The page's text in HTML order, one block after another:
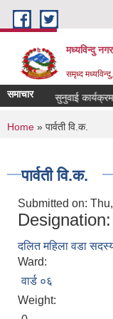
Skip to main content
मध्यविन्दु
समृध्द
समाचार
सार्वजनिक सुनुवाई कार्यक्रम
You are
Home » पार्वती वि.क.
पार्वती वि.क.
Submitted on:
Designation:
दलित महिला वडा
Ward:
वार्ड ०६
Weight: